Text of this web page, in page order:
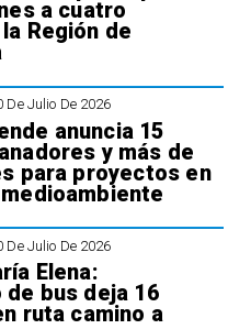
a cuatro
Región de
De Julio De 2026
anuncia 15
y más de
para proyectos en
De Julio De 2026
Elena:
bus deja 16
ruta camino a